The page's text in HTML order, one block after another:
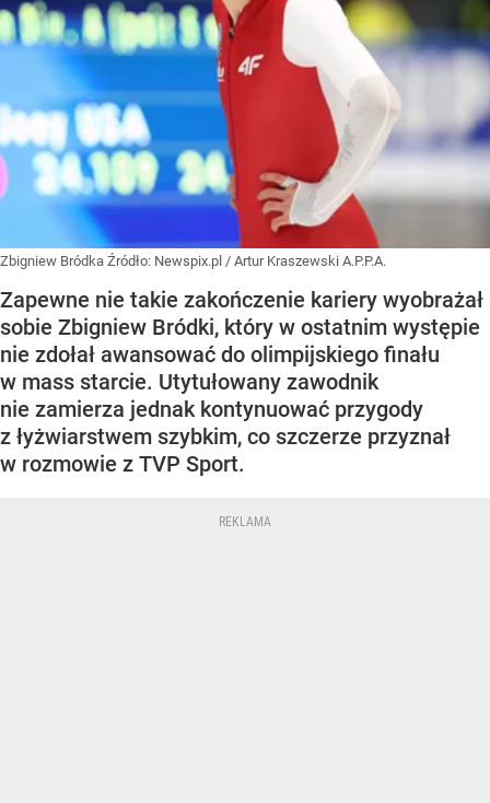
Zbigniew Bródka Źródło: Newspix.pl / Artur Kraszewski A.P.P.A.
Zapewne nie takie zakończenie kariery wyobrażał
sobie Zbigniew Bródki, który w ostatnim występie
nie zdołał awansować do olimpijskiego finału
w mass starcie. Utytułowany zawodnik
nie zamierza jednak kontynuować przygody
z łyżwiarstwem szybkim, co szczerze przyznał
w rozmowie z TVP Sport.